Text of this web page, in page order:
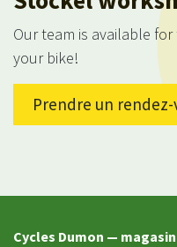
Our team is available
your bike!
Prendre un
Cycles Dumon —